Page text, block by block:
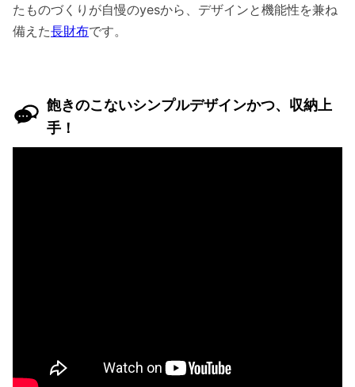
たものづくりが自慢のyesから、デザインと機能性を兼ね
備えた長財布です。
飽きのこないシンプルデザインかつ、収納上
手！